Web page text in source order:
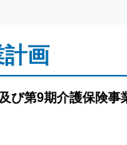
画
第9期介護保険事